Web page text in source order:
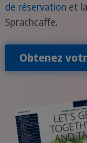
de réservation et la
Sprachcaffe.
Obtenez